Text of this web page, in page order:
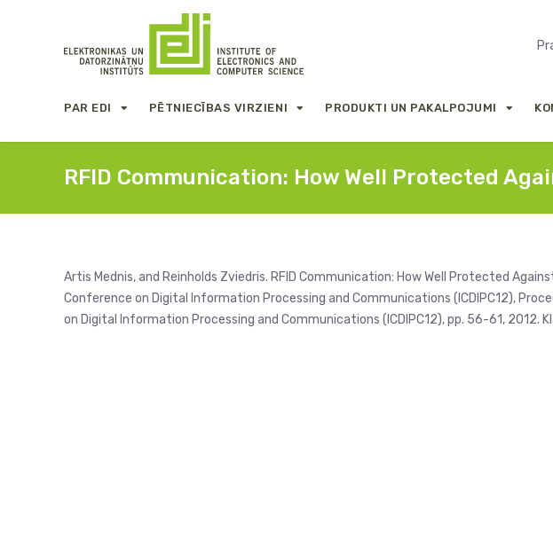
PAR EDI PĒTNIECĪBAS VIRZIENI PRODUKTI UN PAKALPOJUMI
RFID Communication: How Well Protected
Artis Mednis, and Reinholds Zviedris. RFID Communication: How Well Protected
Conference on Digital Information Processing and Communications (ICDIPC12),
on Digital Information Processing and Communications (ICDIPC12), pp. 56-61, 2012.